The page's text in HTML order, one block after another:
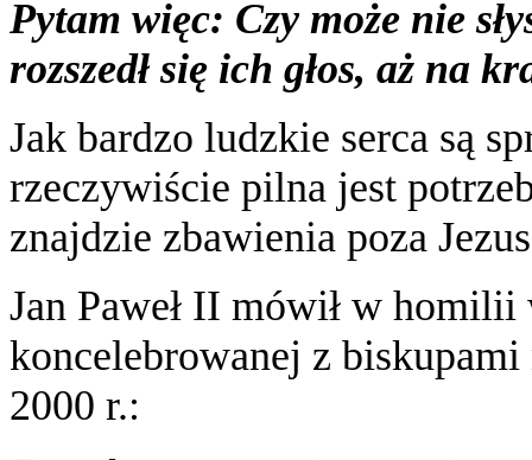
Pytam więc: Czy może nie
rozszedł się ich głos, aż na
Jak bardzo ludzkie serca są
rzeczywiście pilna jest
znajdzie zbawienia poza
Jan Paweł II mówił w
koncelebrowanej z
2000 r.: